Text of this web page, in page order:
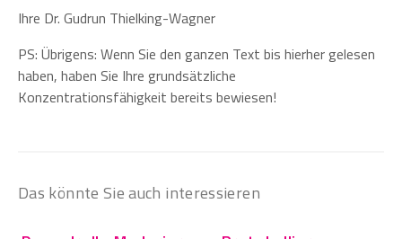
Ihre Dr. Gudrun Thielking-Wagner
PS: Übrigens: Wenn Sie den ganzen Text bis hierher gelesen
haben, haben Sie Ihre grundsätzliche
Konzentrationsfähigkeit bereits bewiesen!
Das könnte Sie auch interessieren